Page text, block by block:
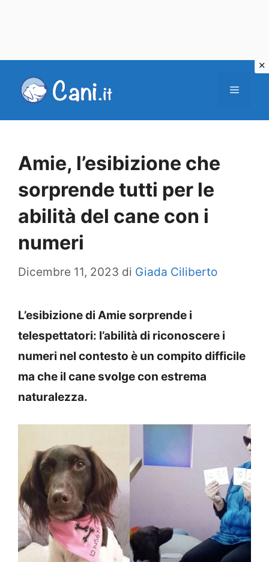
Menu
Amie, l’esibizione che
sorprende tutti per le
abilità del cane con i
numeri
Dicembre 11, 2023 di Giada Ciliberto
L’esibizione di Amie sorprende i
telespettatori: l’abilità di riconoscere i
numeri nel contesto è un compito difficile
ma che il cane svolge con estrema
naturalezza.